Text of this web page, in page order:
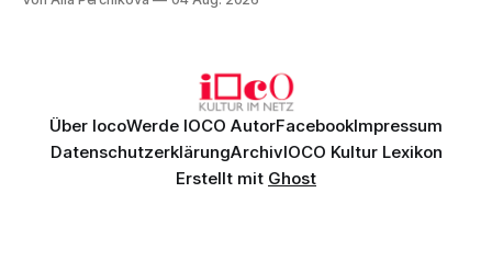
Genau so war der Abend im Kurhaus Wiesbaden, an dem
Über IocoWerde IOCO AutorFacebookImpressum
DatenschutzerklärungArchivIOCO Kultur Lexikon
Erstellt mit Ghost